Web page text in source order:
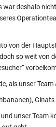
war deshalb
von der
so weit von
als unser Team
Ginats
unser Team